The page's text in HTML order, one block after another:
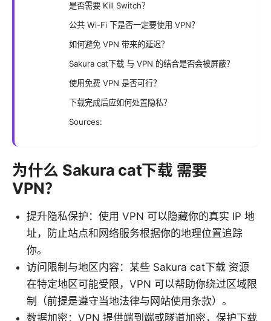
是否需要 Kill Switch？
公共 Wi-Fi 下是否一定要使用 VPN？
如何避免 VPN 带来的延迟？
Sakura cat下载 与 VPN 的结合是否会被屏蔽？
使用免费 VPN 是否可行？
下载完成后应如何处置隐私？
Sources:
为什么 Sakura cat下载 需要
VPN？
提升隐私保护：使用 VPN 可以隐藏你的真实 IP 地
址，防止站点和网络服务根据你的地理位置追踪
你。
访问限制与地区内容：某些 Sakura cat下载 资源
在特定地区可能受限，VPN 可以帮助你绕过区域限
制（前提是遵守当地法律与网站使用条款）。
数据加密：VPN 提供端到端或隧道加密，保护下载